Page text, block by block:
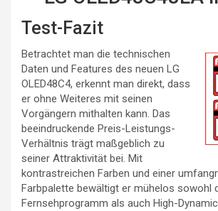
Test-Fazit
Betrachtet man die technischen
Daten und Features des neuen LG
OLED48C4, erkennt man direkt, dass
er ohne Weiteres mit seinen
Vorgängern mithalten kann. Das
beeindruckende Preis-Leistungs-
Verhältnis trägt maßgeblich zu
seiner Attraktivität bei. Mit
kontrastreichen Farben und einer
Farbpalette bewältigt er mühelos sowohl
Fernsehprogramm als auch High-